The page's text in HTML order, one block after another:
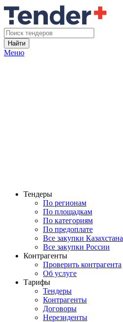
Найти
Меню
Тендеры
По регионам
По площадкам
По категориям
По предоплате
Все закупки Казахстана
Все закупки России
Контрагенты
Проверить контрагента
Об услуге
Тарифы
Тендеры
Контрагенты
Договоры
Нерезиденты